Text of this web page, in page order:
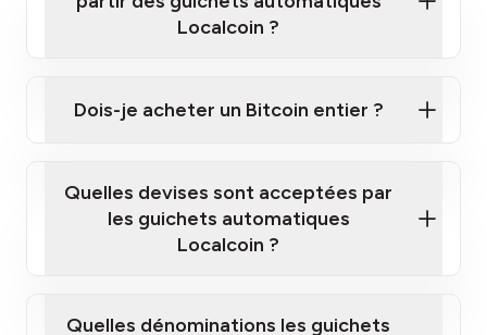
Localcoin ?
automatiques
guichet automatique Localcoin le plus
Dois-je acheter un Bitcoin entier ?
Quelles devises sont acceptées par
les guichets automatiques
Localcoin ?
Quelles dénominations les guichets